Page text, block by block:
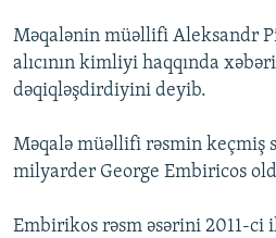
Məqalənin müəllifi Aleksandr
alıcının kimliyi haqqında
dəqiqləşdirdiyini deyib.
Məqalə müəllifi rəsmin keçmiş
milyarder George Embiricos
Embirikos rəsm əsərini 2011-ci